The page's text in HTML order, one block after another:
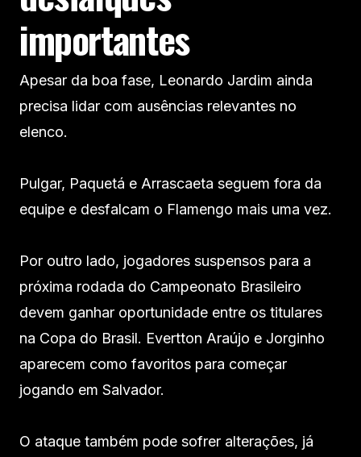
importantes
Apesar da boa fase, Leonardo Jardim ainda
precisa lidar com ausências relevantes no
elenco.
Pulgar, Paquetá e Arrascaeta seguem fora da
equipe e desfalcam o Flamengo mais uma vez.
Por outro lado, jogadores suspensos para a
próxima rodada do Campeonato Brasileiro
devem ganhar oportunidade entre os titulares
na Copa do Brasil. Evertton Araújo e Jorginho
aparecem como favoritos para começar
jogando em Salvador.
O ataque também pode sofrer alterações, já